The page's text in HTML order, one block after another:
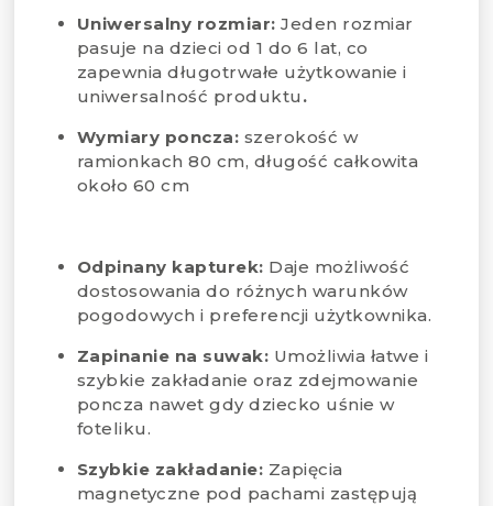
Uniwersalny rozmiar:Jeden rozmiar
pasuje na dzieci od 1 do 6 lat, co
zapewnia długotrwałe użytkowanie i
uniwersalność produktu .
Wymiary poncza: szerokość w
ramionkach 80 cm, długość całkowita
około 60 cm
Odpinany kapturek: Daje możliwość
dostosowania do różnych warunków
pogodowych i preferencji użytkownika.
Zapinanie na suwak: Umożliwia łatwe i
szybkie zakładanie oraz zdejmowanie
poncza nawet gdy dziecko uśnie w
foteliku.
Szybkie zakładanie: Zapięcia
magnetyczne pod pachami zastępują